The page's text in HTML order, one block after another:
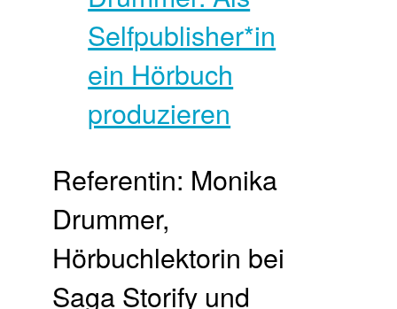
Referentin: Monika
Drummer,
Hörbuchlektorin bei
Saga Storify und